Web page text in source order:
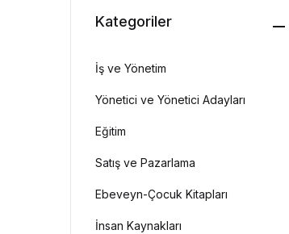
Kategoriler
İş ve Yönetim
Yönetici ve Yönetici Adayları
Eğitim
Satış ve Pazarlama
Ebeveyn-Çocuk Kitapları
İnsan Kaynakları